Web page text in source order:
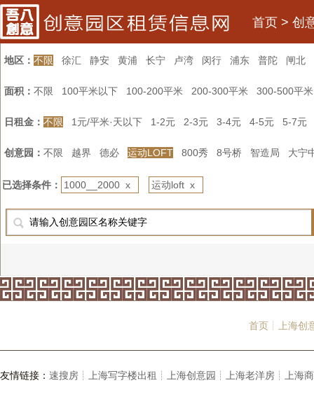
首页 > 创
地区： 不限 徐汇 静安 黄浦 长宁 卢湾 闵行 浦东 普陀 闸北
面积： 不限 100平米以下 100-200平米 200-300平米 300-500平米
日租金： 不限 1元/平米·天以下 1-2元 2-3元 3-4元 4-5元 5-7元
创意园： 不限 越界 德必 运动LOFT 800秀 8号桥 智造局 大宁
已选择条件： 1000__2000 x 运动loft x
首页┊ 上海
友情链接： 速搜房┊ 上海写字楼出租┊ 上海创意园┊ 上海老洋房┊ 上海